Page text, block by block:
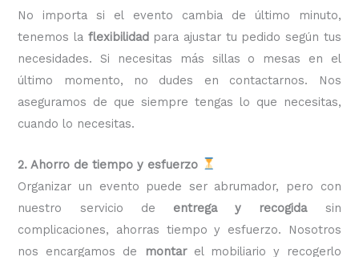
No importa si el evento cambia de último minuto,
tenemos la flexibilidadpara ajustar tu pedido según tus
necesidades. Si necesitas más sillas o mesas en el
último momento, no dudes en contactarnos. Nos
aseguramos de que siempre tengas lo que necesitas,
cuando lo necesitas.
2. Ahorro de tiempo y esfuerzo
Organizar un evento puede ser abrumador, pero con
nuestro servicio de entrega y recogidasin
complicaciones, ahorras tiempo y esfuerzo. Nosotros
nos encargamos de
montarel mobiliario y recogerlo